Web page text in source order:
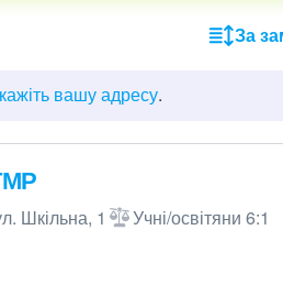
За
вашу адресу.
Шкільна, 1 Учні/освітяни 6:1